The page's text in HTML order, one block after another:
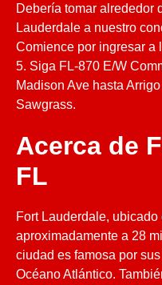
Debería tomar alrededor
Lauderdale a nuestro
Comience por ingresar a
5. Siga FL-870 E/W
Madison Ave hasta
Sawgrass.
Acerca de
FL
Fort Lauderdale,
aproximadamente a 28
ciudad es famosa por
Océano Atlántico.